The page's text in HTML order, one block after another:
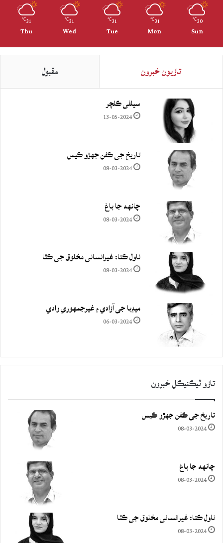
30
℃
Sun
31
℃
Mon
31
℃
Tue
31
℃
Wed
31
℃
Thu
تازيون خبرون مقبول
سيلفي ڪلچر
13-05-2024
تاريخ جي ڪفن جھڙو ڪيس
08-03-2024
چانهه جا باغ
08-03-2024
ناول ڪتا: غيرانساني مخلوق جي ڪٿا
08-03-2024
ميڊيا جي آزادي ۽ غيرجمھوري وادي
06-03-2024
تازو ٽيڪنيڪل خبرون
تاريخ جي ڪفن جھڙو ڪيس
08-03-2024
چانهه جا باغ
08-03-2024
ناول ڪتا: غيرانساني مخلوق جي ڪٿا
08-03-2024